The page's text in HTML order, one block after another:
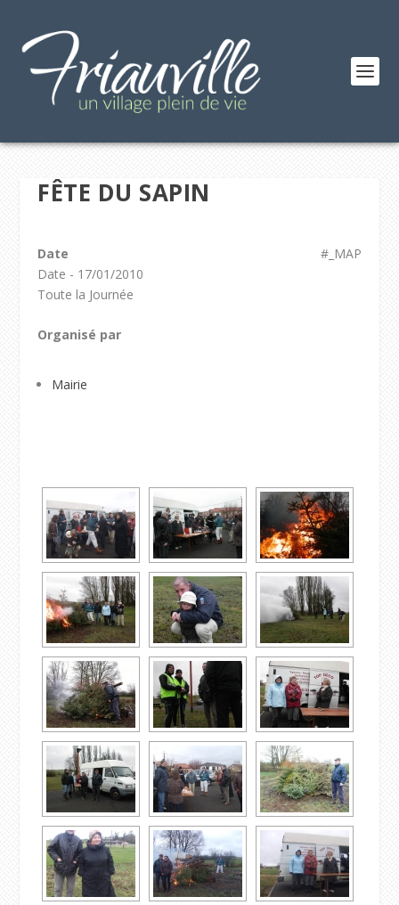
FÊTE DU SAPIN
#_MAP
Date
Date - 17/01/2010
Toute la Journée
Organisé par
Mairie